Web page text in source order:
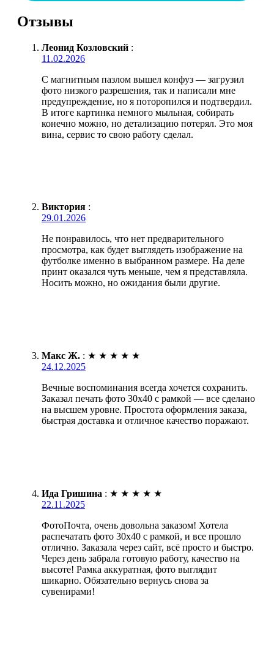
Отзывы
Леонид Козловский :
11.02.2026
С магнитным пазлом вышел конфуз — загрузил
фото низкого разрешения, так и написали мне
предупреждение, но я поторопился и подтвердил.
В итоге картинка немного мыльная, собирать
конечно можно, но детализацию потерял. Это моя
вина, сервис то свою работу сделал.
Виктория :
29.01.2026
Не понравилось, что нет предварительного
просмотра, как будет выглядеть изображение на
футболке именно в выбранном размере. На деле
принт оказался чуть меньше, чем я представляла.
Носить можно, но ожидания были другие.
Макс Ж. : ★ ★ ★ ★ ★
24.12.2025
Вечные воспоминания всегда хочется сохранить.
Заказал печать фото 30х40 с рамкой — все сделано
на высшем уровне. Простота оформления заказа,
быстрая доставка и отличное качество поражают.
Ида Гришина : ★ ★ ★ ★ ★
22.11.2025
ФотоПочта, очень довольна заказом! Хотела
распечатать фото 30х40 с рамкой, и все прошло
отлично. Заказала через сайт, всё просто и быстро.
Через день забрала готовую работу, качество на
высоте! Рамка аккуратная, фото выглядит
шикарно. Обязательно вернусь снова за
сувенирами!